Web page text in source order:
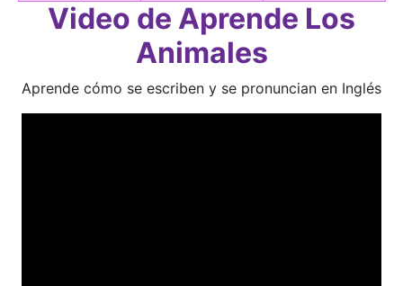
Video de Aprende Los
Animales
Aprende cómo se escriben y se pronuncian en Inglés